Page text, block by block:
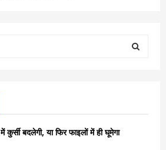
बदलेगी, या फिर फाइलों में ही घूमेगा